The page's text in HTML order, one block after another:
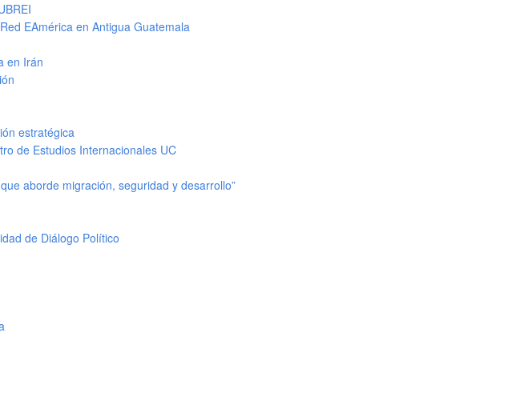
EAmérica en Antigua Guatemala
en Irán
estratégica
de Estudios Internacionales UC
aborde migración, seguridad y desarrollo”
de Diálogo Político